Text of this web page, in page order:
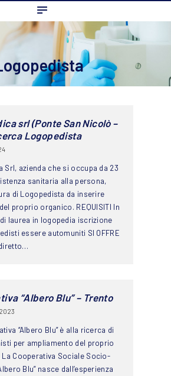
srl (Ponte San Nicolò –
Logopedista
Srl, azienda che si occupa da 23
sanitaria alla persona,
di Logopedista da inserire
proprio organico. REQUISITI In
laurea in logopedia iscrizione
essere automuniti SI OFFRE
“Albero Blu” – Trento
“Albero Blu” è alla ricerca di
per ampliamento del proprio
La Cooperativa Sociale Socio-
Blu” nasce dall’esperienza